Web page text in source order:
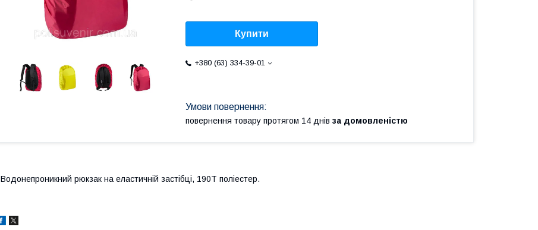
Купити
+380 (63) 334-39-01
повернення товару протягом 14 днів за домовленістю
Водонепроникний рюкзак на еластичній застібці, 190T поліестер.